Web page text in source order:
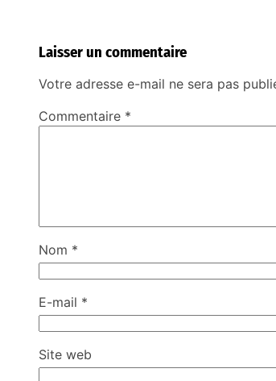
Laisser un commentaire
Votre adresse e-mail ne sera pas
Commentaire *
Nom *
E-mail *
Site web